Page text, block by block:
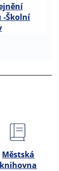
-Školní
Městská
knihovna